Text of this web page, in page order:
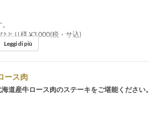
とり様 ¥3,000(税・サ込)
2 ~
Leggi di più
ース肉
道産牛ロース肉のステーキをご堪能ください。